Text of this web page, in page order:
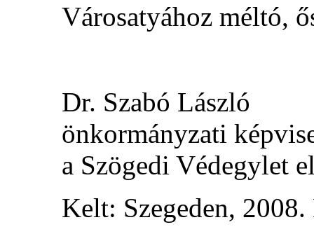
Városatyához méltó,
Dr. Szabó László
önkormányzati
a Szögedi Védegylet
Kelt: Szegeden,